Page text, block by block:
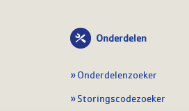
Onderdelen
Onderdelenzoeker
Storingscodezoeker